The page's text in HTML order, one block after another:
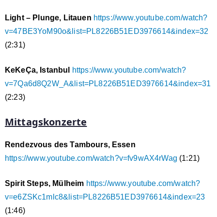
Light – Plunge, Litauen https://www.youtube.com/watch?
v=47BE3YoM90o&list=PL8226B51ED3976614&index=32
(2:31)
KeKeÇa, Istanbul
https://www.youtube.com/watch?
v=7Qa6d8Q2W_A&list=PL8226B51ED3976614&index=31
(2:23)
Mittagskonzerte
Rendezvous des Tambours, Essen
https://www.youtube.com/watch?v=fv9wAX4rWag (1:21)
Spirit Steps, Mülheim https://www.youtube.com/watch?
v=e6ZSKc1mlc8&list=PL8226B51ED3976614&index=23
(1:46)